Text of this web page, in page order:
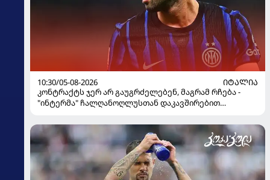
10:30/05-08-2026
ᲘᲢᲐᲚᲘᲐ
კონტრაქტს ჯერ არ გაუგრძელებენ, მაგრამ რჩება -
"ინტერმა" ჩალღანოღლუსთან დაკავშირებით